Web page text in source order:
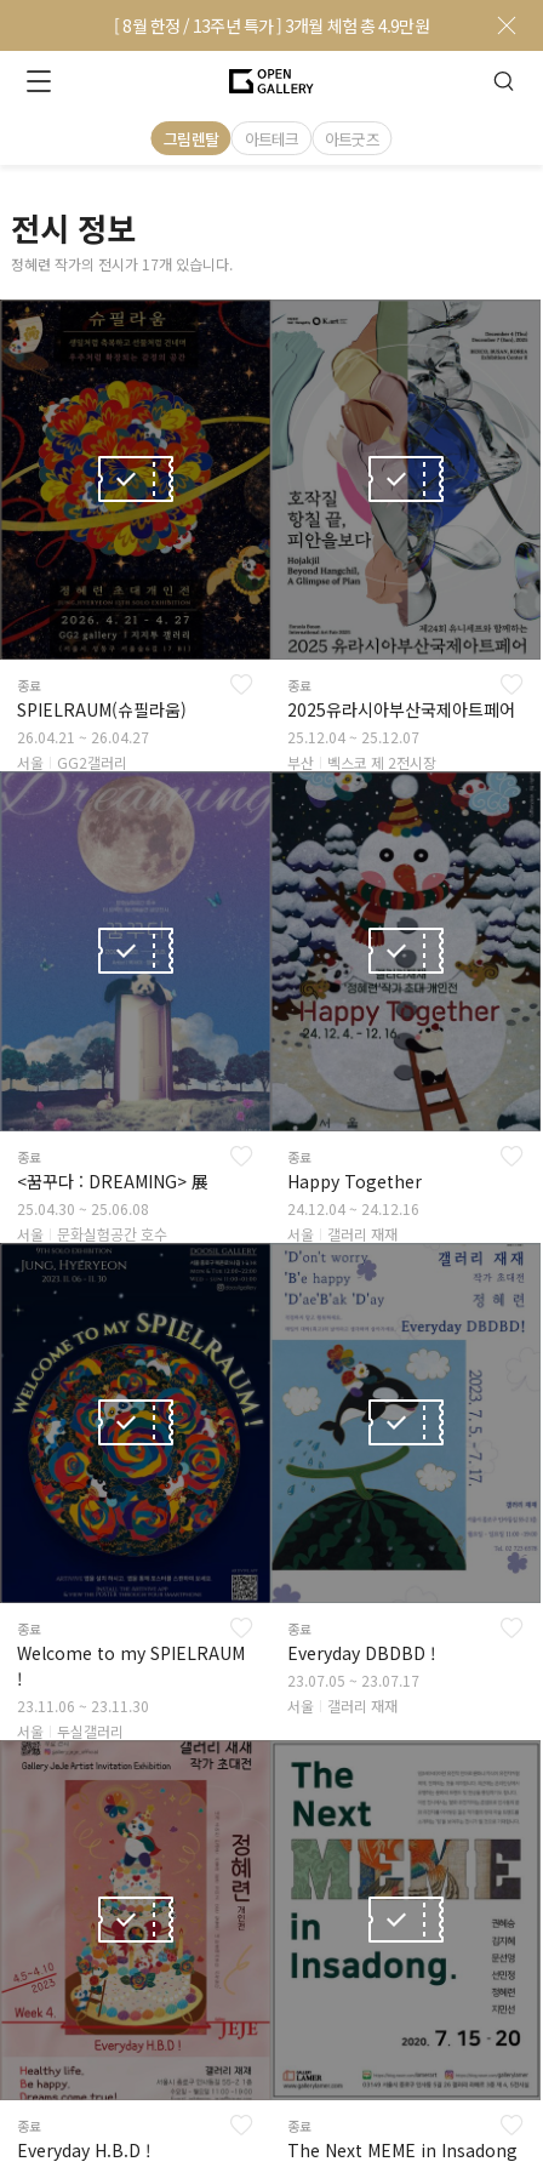
[ 8월 한정 / 13주년 특가 ] 3개월 체험 총 4.9만원
그림렌탈 아트테크 아트굿즈
전시 정보
정혜련 작가의 전시가 17개 있습니다.
종료
SPIELRAUM(슈필라움)
26.04.21 ~ 26.04.27
서울
GG2갤러리
종료
2025유라시아부산국제아트페어
25.12.04 ~ 25.12.07
부산
벡스코 제 2전시장
종료
<꿈꾸다 : DREAMING> 展 ⠀
25.04.30 ~ 25.06.08
서울
문화실험공간 호수
종료
Happy Together
24.12.04 ~ 24.12.16
서울
갤러리 재재
종료
Welcome to my SPIELRAUM
!
23.11.06 ~ 23.11.30
서울
두실갤러리
종료
Everyday DBDBD !
23.07.05 ~ 23.07.17
서울
갤러리 재재
종료
Everyday H.B.D !
종료
The Next MEME in Insadong